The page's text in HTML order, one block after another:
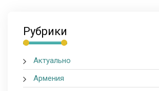
Рубрики
Актуально
Армения